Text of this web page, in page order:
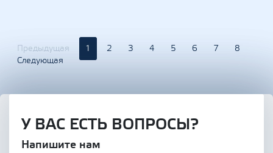
Предыдущая 1 2 3 4 5 6 7
8
Следующая
У ВАС ЕСТЬ ВОПРОСЫ?
Напишите нам